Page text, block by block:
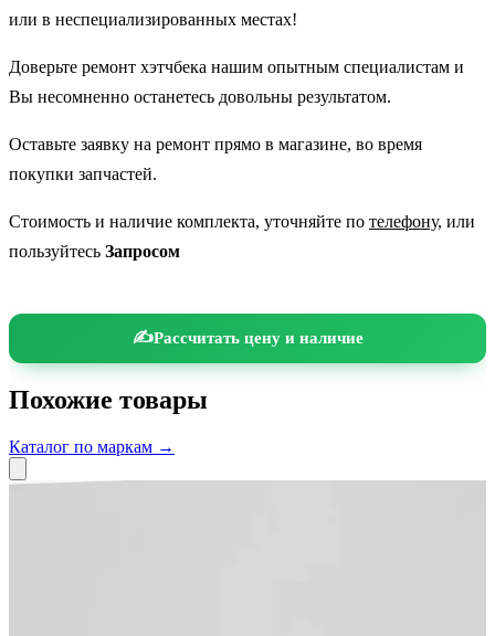
или в неспециализированных местах!
Доверьте ремонт хэтчбека нашим опытным специалистам и
Вы несомненно останетесь довольны результатом.
Оставьте заявку на ремонт прямо в магазине, во время
покупки запчастей.
Стоимость и наличие комплекта, уточняйте по телефону, или
пользуйтесь Запросом
Рассчитать цену и наличие
Похожие товары
Каталог по маркам →